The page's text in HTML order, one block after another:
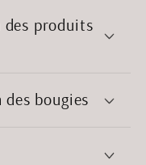
produits
bougies